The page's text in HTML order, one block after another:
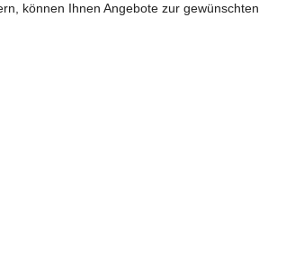
können Ihnen Angebote zur gewünschten